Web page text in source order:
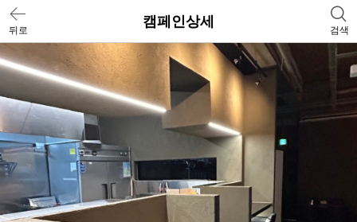
뒤로
캠페인상세
검색